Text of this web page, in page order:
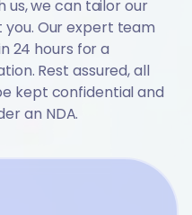
us, we can tailor our
Our expert team
24 hours for a
Rest assured, all
kept confidential and
an NDA.